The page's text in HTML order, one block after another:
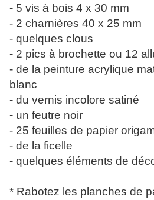
- 5 vis à bois 4 x 30 mm
- 2 charnières 40 x 25 mm
- quelques clous
- 2 pics à brochette ou 12
- de la peinture acrylique
blanc
- du vernis incolore satiné
- un feutre noir
- 25 feuilles de papier
- de la ficelle
- quelques éléments de
* Rabotez les planches de